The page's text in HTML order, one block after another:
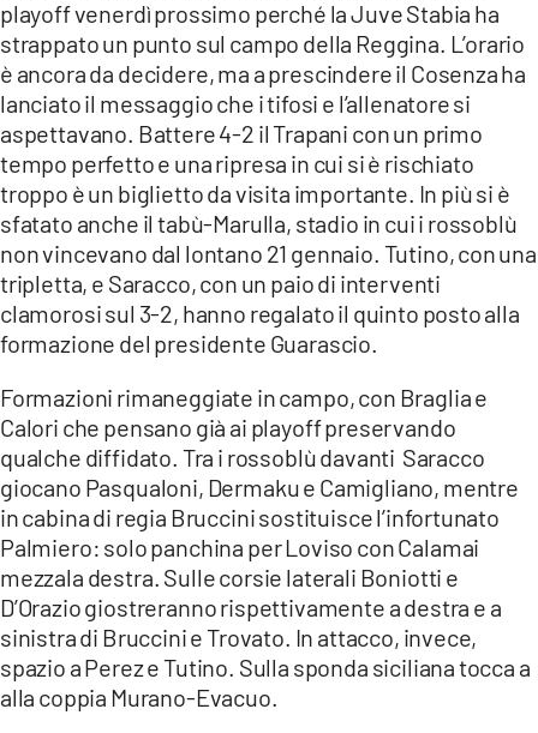
App
ANDROID
APPLE
playoff venerdì prossimo perché la Juve Stabia ha
strappato un punto sul campo della Reggina. L’orario
è ancora da decidere, ma a prescindere il Cosenza ha
lanciato il messaggio che i tifosi e l’allenatore si
aspettavano. Battere 4-2 il Trapani con un primo
tempo perfetto e una ripresa in cui si è rischiato
troppo è un biglietto da visita importante. In più si è
sfatato anche il tabù-Marulla, stadio in cui i rossoblù
non vincevano dal lontano 21 gennaio. Tutino, con una
tripletta, e Saracco, con un paio di interventi
clamorosi sul 3-2, hanno regalato il quinto posto alla
formazione del presidente Guarascio.
Formazioni rimaneggiate in campo, con Braglia e
Calori che pensano già ai playoff preservando
qualche diffidato. Tra i rossoblù davanti Saracco
giocano Pasqualoni, Dermaku e Camigliano, mentre
in cabina di regia Bruccini sostituisce l’infortunato
Palmiero: solo panchina per Loviso con Calamai
mezzala destra. Sulle corsie laterali Boniotti e
D’Orazio giostreranno rispettivamente a destra e a
sinistra di Bruccini e Trovato. In attacco, invece,
spazio a Perez e Tutino. Sulla sponda siciliana tocca a
alla coppia Murano-Evacuo.